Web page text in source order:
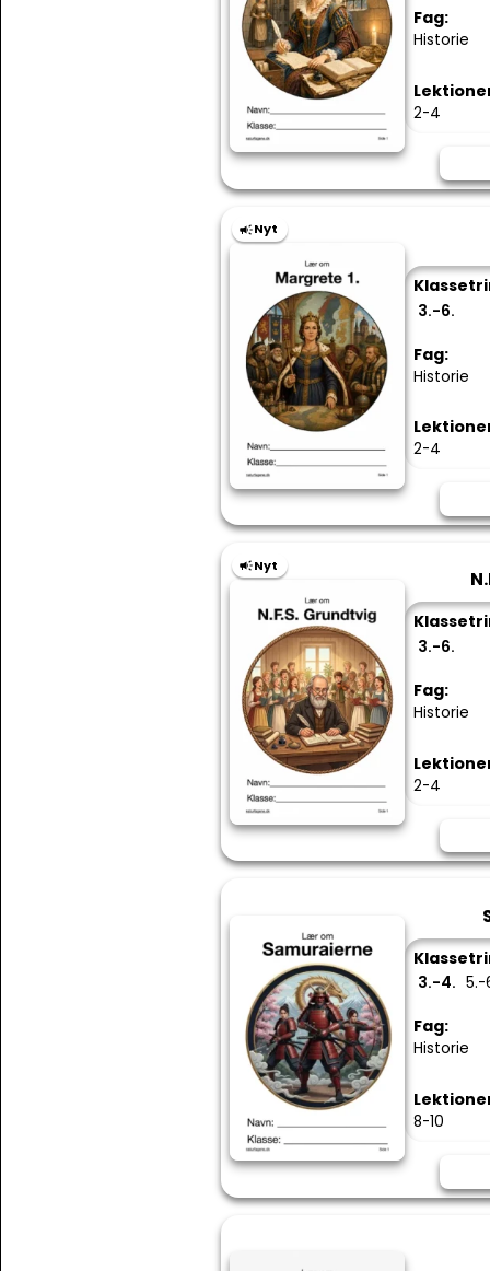
Fag:
Historie
2-4
Nyt
3.-6.
Fag:
Historie
2-4
Nyt
3.-6.
Fag:
Historie
2-4
3.-4. 5.-
Fag:
Historie
8-10